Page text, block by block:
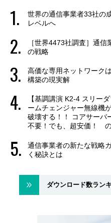
世界の通信事業者33社の
レベルへ
［世界4473社調査］通
の戦略
高価な専用ネットワーク
構築の現実解
【基調講演 K2-4 スリー
ームチェンジャー無線機
破壊する！！ コアサーバ
不要！でも、超安価！
通信事業者の新たな戦略
く秘訣とは
ダウンロード数ラン